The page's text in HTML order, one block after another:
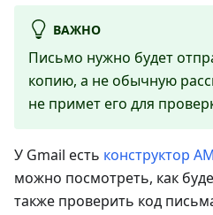
ВАЖНО
Письмо нужно будет
копию, а не обычную
не примет его для
У Gmail есть конструктор
можно посмотреть, как
также проверить код